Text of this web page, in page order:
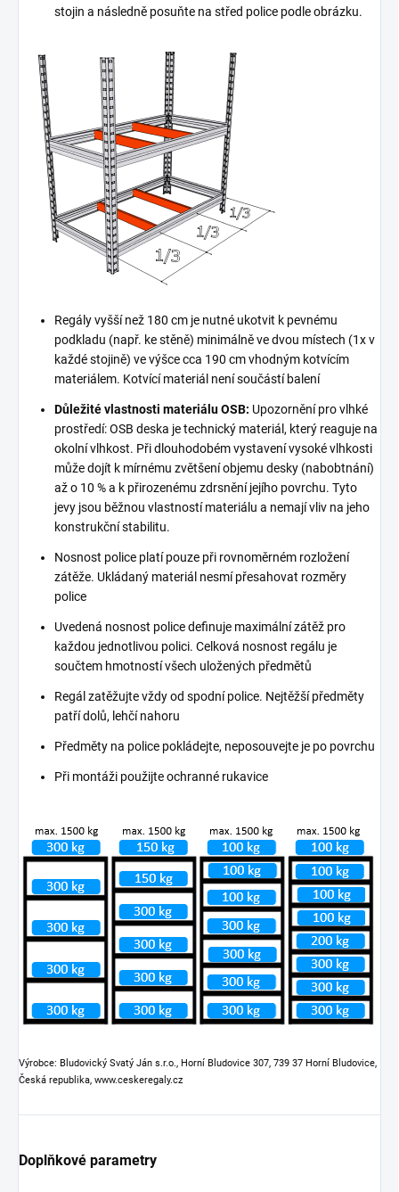
stojin a následně posuňte na střed police podle obrázku.
Regály vyšší než 180 cm je nutné ukotvit k pevnému
podkladu (např. ke stěně) minimálně ve dvou místech (1x v
každé stojině) ve výšce cca 190 cm vhodným kotvícím
materiálem. Kotvící materiál není součástí balení
Důležité vlastnosti materiálu OSB: Upozornění pro vlhké
prostředí: OSB deska je technický materiál, který reaguje na
okolní vlhkost. Při dlouhodobém vystavení vysoké vlhkosti
může dojít k mírnému zvětšení objemu desky (nabobtnání)
až o 10 % a k přirozenému zdrsnění jejího povrchu. Tyto
jevy jsou běžnou vlastností materiálu a nemají vliv na jeho
konstrukční stabilitu.
Nosnost police platí pouze při rovnoměrném rozložení
zátěže. Ukládaný materiál nesmí přesahovat rozměry
police
Uvedená nosnost police definuje maximální zátěž pro
každou jednotlivou polici. Celková nosnost regálu je
součtem hmotností všech uložených předmětů
Regál zatěžujte vždy od spodní police. Nejtěžší předměty
patří dolů, lehčí nahoru
Předměty na police pokládejte, neposouvejte je po povrchu
Při montáži použijte ochranné rukavice
Výrobce: Bludovický Svatý Ján s.r.o., Horní Bludovice 307, 739 37 Horní Bludovice,
Česká republika, www.ceskeregaly.cz
Doplňkové parametry